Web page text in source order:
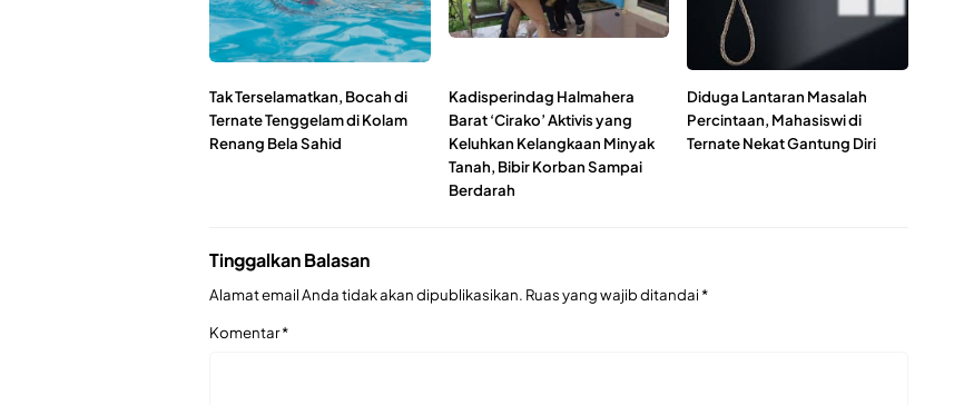
Tak Terselamatkan, Bocah di
Ternate Tenggelam di Kolam
Renang Bela Sahid
Kadisperindag Halmahera
Barat ‘Cirako’ Aktivis yang
Keluhkan Kelangkaan Minyak
Tanah, Bibir Korban Sampai
Berdarah
Diduga Lantaran Masalah
Percintaan, Mahasiswi di
Ternate Nekat Gantung Diri
Tinggalkan Balasan
Alamat email Anda tidak akan dipublikasikan. Ruas yang wajib ditandai*
Komentar*